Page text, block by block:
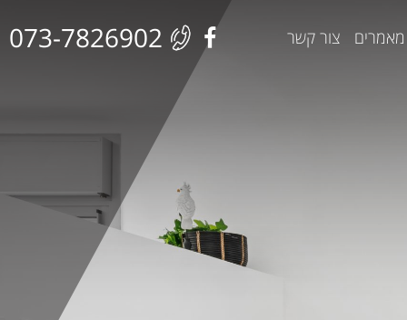
מאמרים צור קשר 073-7826902